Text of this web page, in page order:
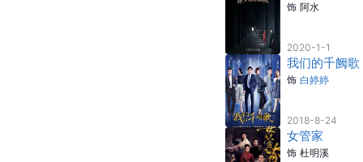
饰 阿水
2020-1-1
我们的千阙歌
饰 白婷婷
2018-8-24
女管家
饰 杜明溪